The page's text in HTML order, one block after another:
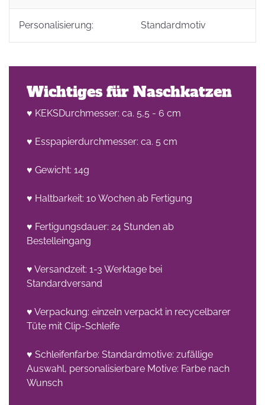
Personalisierung: Standardmotiv
Wichtiges für Naschkatzen
♥ KEKSDurchmesser: ca. 5,5 - 6 cm
♥ Esspapierdurchmesser: ca. 5 cm
♥ Gewicht: 14g
♥ Haltbarkeit: 10 Wochen ab Fertigung
♥ Fertigungsdauer: 24 Stunden ab
Bestelleingang
♥ Versandzeit: 1-3 Werktage bei
Standardversand
♥ Verpackung: einzeln verpackt in recycelbarer
Tüte mit Clip-Schleife
♥ Schleifenfarbe: Standardmotive: zufällige
Auswahl, personalisierbare Motive: Farbe nach
Wunsch